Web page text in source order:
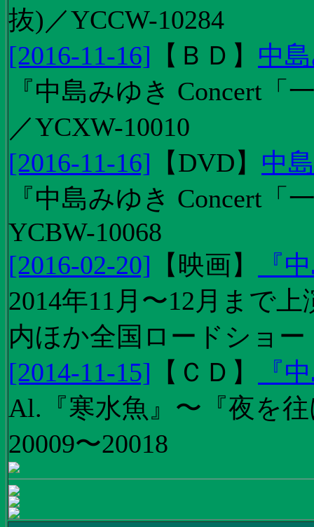
抜)／YCCW-10284
[2016-11-16] 【 ＢＤ 】 中
『中島みゆき Concert
／YCXW-10010
[2016-11-16] 【DVD】 中
『中島みゆき Concert
YCBW-10068
[2016-02-20] 【 映画】
『
2014年11月〜12月まで
内ほか全国ロードショー
[2014-11-15] 【 ＣＤ 】
『
Al.『寒水魚』〜『夜を
20009〜20018